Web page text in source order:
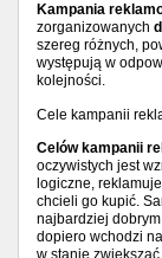
Kampania
zorganizowanych
szereg różnych,
występują w
kolejności.
Cele kampanii
Celów kampanii
oczywistych jest
logiczne,
chcieli go kupić.
najbardziej
dopiero wchodzi
w stanie